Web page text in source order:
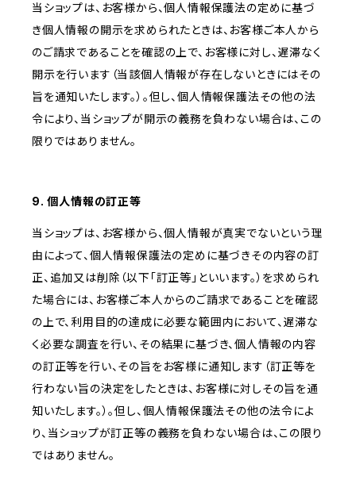
当ショップは、お客様から、個人情報保護法の定めに基づ
き個人情報の開示を求められたときは、お客様ご本人から
のご請求であることを確認の上で、お客様に対し、遅滞なく
開示を行います（当該個人情報が存在しないときにはその
旨を通知いたします。）。但し、個人情報保護法その他の法
令により、当ショップが開示の義務を負わない場合は、この
限りではありません。
9. 個人情報の訂正等
当ショップは、お客様から、個人情報が真実でないという理
由によって、個人情報保護法の定めに基づきその内容の訂
正、追加又は削除（以下「訂正等」といいます。）を求められ
た場合には、お客様ご本人からのご請求であることを確認
の上で、利用目的の達成に必要な範囲内において、遅滞な
く必要な調査を行い、その結果に基づき、個人情報の内容
の訂正等を行い、その旨をお客様に通知します（訂正等を
行わない旨の決定をしたときは、お客様に対しその旨を通
知いたします。）。但し、個人情報保護法その他の法令によ
り、当ショップが訂正等の義務を負わない場合は、この限り
ではありません。